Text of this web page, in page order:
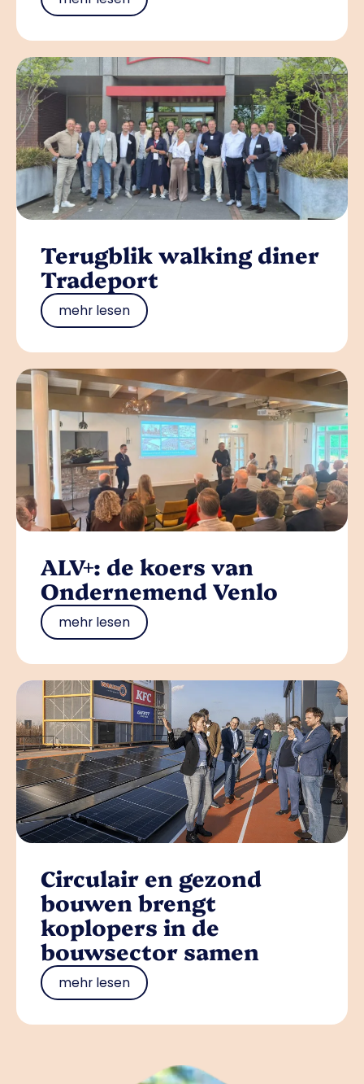
Terugblik walking diner
Tradeport
mehr lesen
ALV+: de koers van
Ondernemend Venlo
mehr lesen
Circulair en gezond
bouwen brengt
koplopers in de
bouwsector samen
mehr lesen